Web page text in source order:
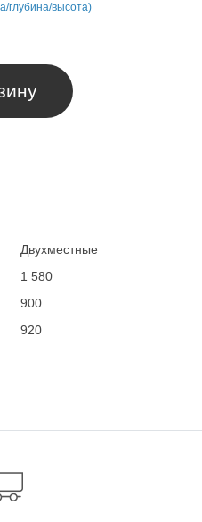
глубина/высота)
Двухместные
1 580
900
920